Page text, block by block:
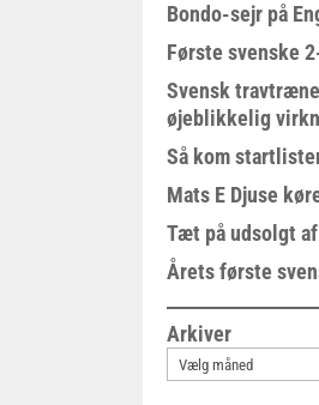
Bondo-sejr på
Første svenske
Svensk
øjeblikkelig
Så kom
Mats E Djuse
Tæt på udsolgt
Årets første
Arkiver